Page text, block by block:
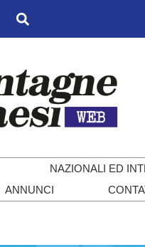
NAZIONALI ED
ANNUNCI